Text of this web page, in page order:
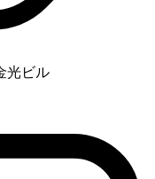
光ビル